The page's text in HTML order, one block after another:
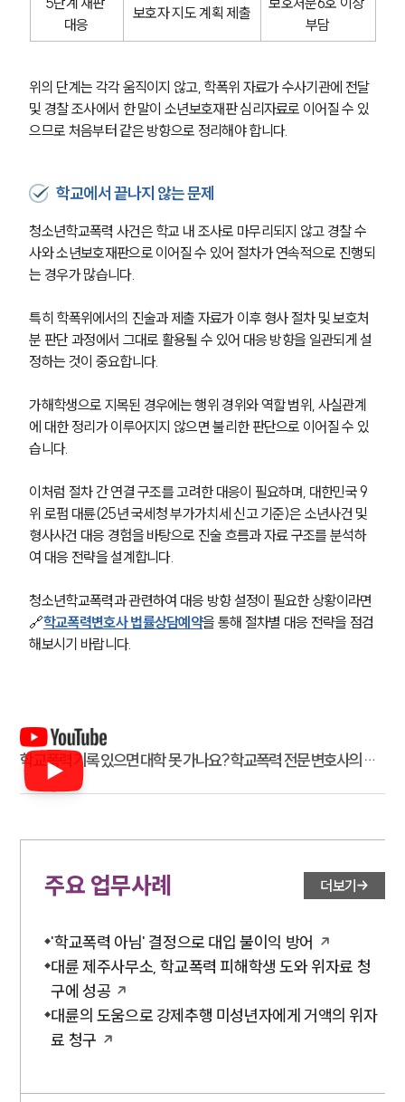
대응
보호자 지도 계획 제출
부담
위의 단계는 각각 움직이지 않고, 학폭위 자료가 수사기관에 전달
및 경찰 조사에서 한 말이 소년보호재판 심리자료로 이어질 수 있
으므로 처음부터 같은 방향으로 정리해야 합니다.
학교에서 끝나지 않는 문제
청소년학교폭력 사건은 학교 내 조사로 마무리되지 않고 경찰 수
사와 소년보호재판으로 이어질 수 있어 절차가 연속적으로 진행되
는 경우가 많습니다.
특히 학폭위에서의 진술과 제출 자료가 이후 형사 절차 및 보호처
분 판단 과정에서 그대로 활용될 수 있어 대응 방향을 일관되게 설
정하는 것이 중요합니다.
가해학생으로 지목된 경우에는 행위 경위와 역할 범위, 사실관계
에 대한 정리가 이루어지지 않으면 불리한 판단으로 이어질 수 있
습니다.
이처럼 절차 간 연결 구조를 고려한 대응이 필요하며, 대한민국 9
위 로펌 대륜(25년 국세청 부가가치세 신고 기준)은 소년사건 및
형사사건 대응 경험을 바탕으로 진술 흐름과 자료 구조를 분석하
여 대응 전략을 설계합니다.
청소년학교폭력과 관련하여 대응 방향 설정이 필요한 상황이라면
🔗학교폭력변호사 법률상담예약을 통해 절차별 대응 전략을 점검
해보시기 바랍니다.
학교폭력 기록 있으면 대학 못 가나요? 학교폭력 전문 변호사의 대
입 팩트 체크!
주요 업무사례 더보기
'학교폭력 아님' 결정으로 대입 불이익 방어
대륜 제주사무소, 학교폭력 피해학생 도와 위자료 청
구에 성공
대륜의 도움으로 강제추행 미성년자에게 거액의 위자
료 청구